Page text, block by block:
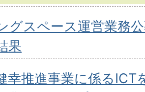
グスペース運営業務
果
幸推進事業に係るICT